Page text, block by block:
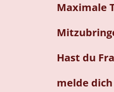
Maximale
Hast du
melde